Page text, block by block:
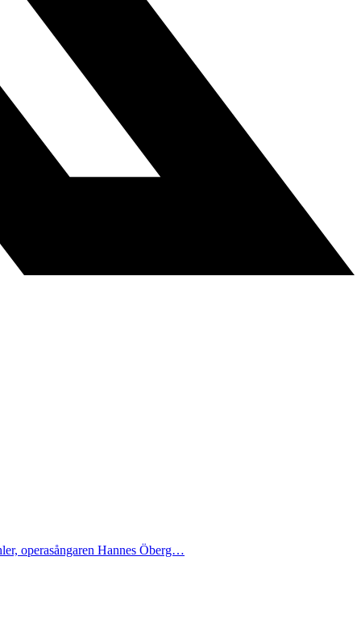
operasångaren Hannes Öberg…